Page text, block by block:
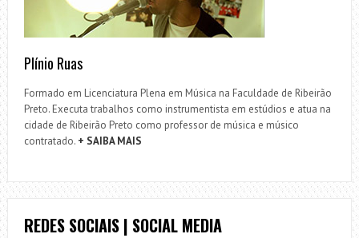
Plínio Ruas
Formado em Licenciatura Plena em Música na Faculdade de Ribeirão
Preto. Executa trabalhos como instrumentista em estúdios e atua na
cidade de Ribeirão Preto como professor de música e músico
contratado. + SAIBA MAIS
REDES SOCIAIS | SOCIAL MEDIA